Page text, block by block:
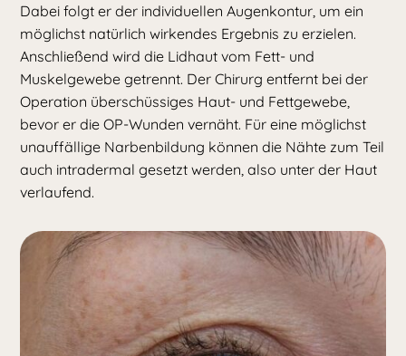
Dabei folgt er der individuellen Augenkontur, um ein
möglichst natürlich wirkendes Ergebnis zu erzielen.
Anschließend wird die Lidhaut vom Fett- und
Muskelgewebe getrennt. Der Chirurg entfernt bei der
Operation überschüssiges Haut- und Fettgewebe,
bevor er die OP-Wunden vernäht. Für eine möglichst
unauffällige Narbenbildung können die Nähte zum Teil
auch intradermal gesetzt werden, also unter der Haut
verlaufend.